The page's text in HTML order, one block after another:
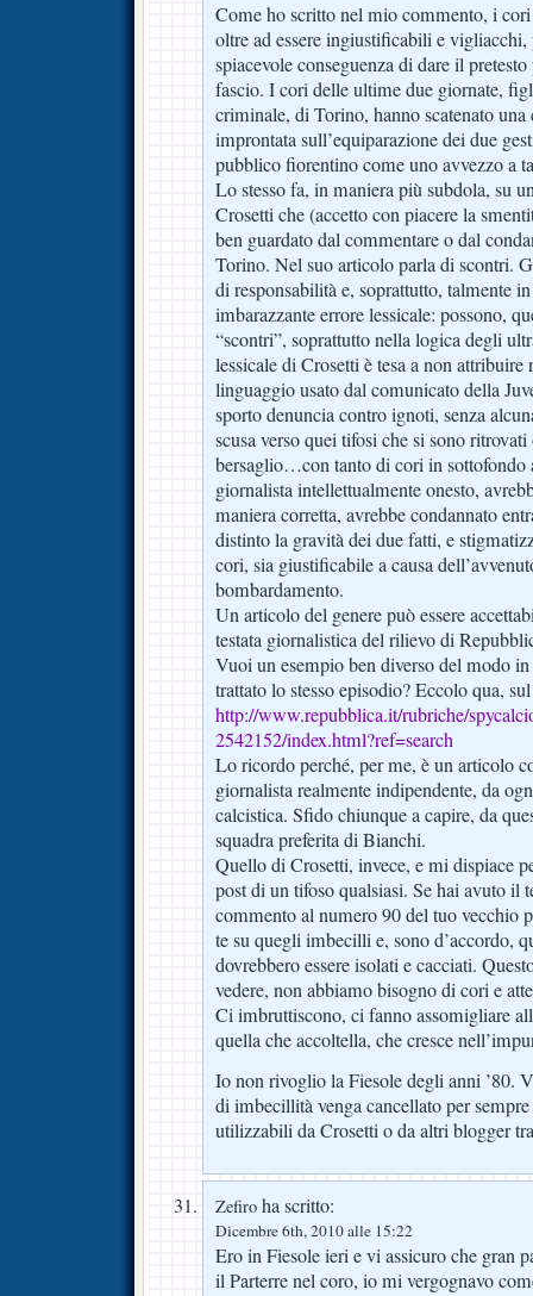
Come ho scritto nel mio commento, i
oltre ad essere ingiustificabili e vigliacchi,
spiacevole conseguenza di dare il
fascio. I cori delle ultime due giornate,
criminale, di Torino, hanno scatenato
improntata sull’equiparazione dei due
pubblico fiorentino come uno avvezzo a
Lo stesso fa, in maniera più subdola, su
Crosetti che (accetto con piacere la
ben guardato dal commentare o dal
Torino. Nel suo articolo parla di scontri.
di responsabilità e, soprattutto, talmente
imbarazzante errore lessicale: possono,
“scontri”, soprattutto nella logica degli
lessicale di Crosetti è tesa a non attribuire
linguaggio usato dal comunicato della
sporto denuncia contro ignoti, senza
scusa verso quei tifosi che si sono
bersaglio…con tanto di cori in sottofondo
giornalista intellettualmente onesto,
maniera corretta, avrebbe condannato
distinto la gravità dei due fatti, e
cori, sia giustificabile a causa
bombardamento.
Un articolo del genere può essere
testata giornalistica del rilievo di
Vuoi un esempio ben diverso del modo
trattato lo stesso episodio? Eccolo qua,
http://www.repubblica.it/rubriche/
2542152/index.html?ref=search
Lo ricordo perché, per me, è un articolo
giornalista realmente indipendente, da
calcistica. Sfido chiunque a capire, da
squadra preferita di Bianchi.
Quello di Crosetti, invece, e mi dispiace
post di un tifoso qualsiasi. Se hai avuto il
commento al numero 90 del tuo vecchio
te su quegli imbecilli e, sono d’accordo,
dovrebbero essere isolati e cacciati.
vedere, non abbiamo bisogno di cori e
Ci imbruttiscono, ci fanno assomigliare
quella che accoltella, che cresce
Io non rivoglio la Fiesole degli anni ’80.
di imbecillità venga cancellato per
utilizzabili da Crosetti o da altri blogger
Zefiro ha scritto:
Dicembre 6th, 2010 alle 15:22
Ero in Fiesole ieri e vi assicuro che gran
il Parterre nel coro, io mi vergognavo